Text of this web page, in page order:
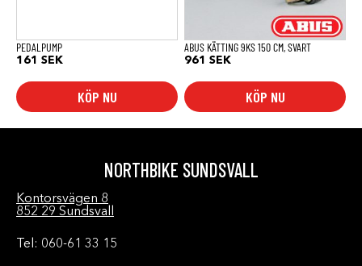
PEDALPUMP
161 SEK
KÖP NU
ABUS KÄTTING 9KS 150 CM, SVART
961 SEK
KÖP NU
NORTHBIKE SUNDSVALL
Kontorsvägen 8
852 29 Sundsvall
Tel: 060-61 33 15